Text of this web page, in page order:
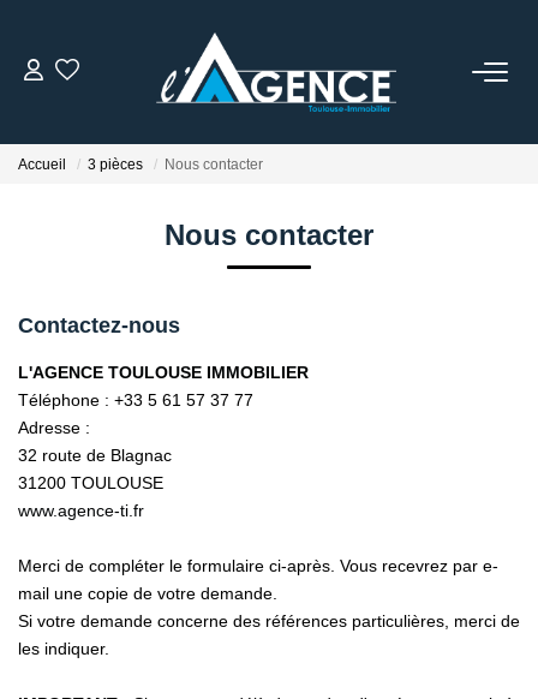
NOS BIENS VENDUS
CONTACT
Accueil 3 pièces Nous contacter
Nous contacter
Contactez-nous
L'AGENCE TOULOUSE IMMOBILIER
Téléphone : +33 5 61 57 37 77
Adresse :
32 route de Blagnac
31200 TOULOUSE
www.agence-ti.fr
Merci de compléter le formulaire ci-après. Vous recevrez par e-
mail une copie de votre demande.
Si votre demande concerne des références particulières, merci de
les indiquer.